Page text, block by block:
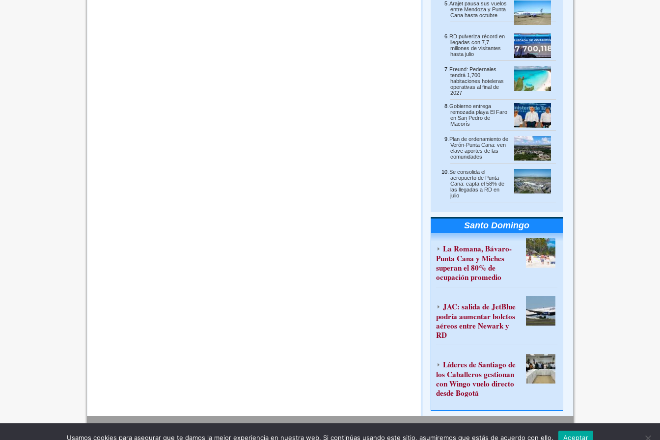
Arajet pausa sus vuelos
entre Mendoza y Punta
Cana hasta octubre
RD pulveriza récord en
llegadas con 7,7
millones de visitantes
hasta julio
Freund: Pedernales
tendrá 1,700
habitaciones hoteleras
operativas al final de
2027
Gobierno entrega
remozada playa El Faro
en San Pedro de
Macorís
Plan de ordenamiento de
Verón-Punta Cana: ven
clave aportes de las
comunidades
Se consolida el
aeropuerto de Punta
Cana: capta el 58% de
las llegadas a RD en
julio
Santo Domingo
La Romana, Bávaro-
Punta Cana y Miches
superan el 80% de
ocupación promedio
JAC: salida de JetBlue
podría aumentar boletos
aéreos entre Newark y
RD
Líderes de Santiago de
los Caballeros gestionan
con Wingo vuelo directo
desde Bogotá
Usamos cookies para asegurar que te damos la mejor experiencia en nuestra web. Si continúas usando este sitio, asumiremos que estás de acuerdo con ello. Aceptar